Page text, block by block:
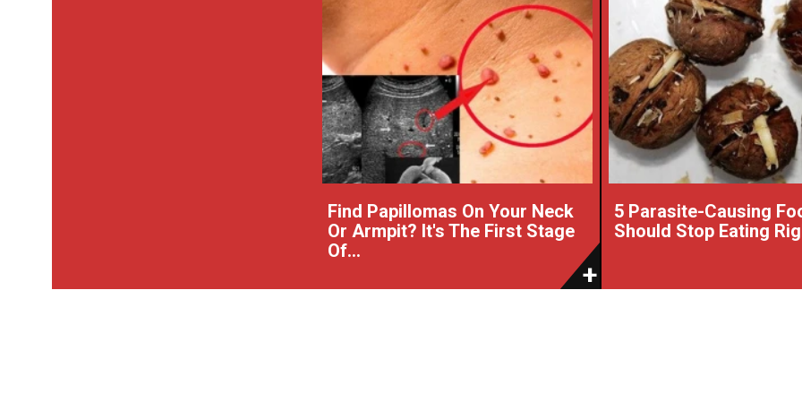
Find Papillomas On Your Neck
Or Armpit? It's The First Stage
Of...
5 Parasite-Causing
Should Stop Eating